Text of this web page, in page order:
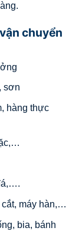
chuyển
sơn
hàng thực
cắt, máy hàn,…
bia, bánh